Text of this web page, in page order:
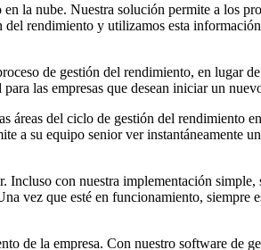
la nube. Nuestra solución permite a los
rendimiento y utilizamos esta
de gestión del rendimiento, en lugar
las empresas que desean iniciar un
del ciclo de gestión del rendimiento
a su equipo senior ver instantáneamente
con nuestra implementación
vez que esté en funcionamiento,
de la empresa. Con nuestro software de